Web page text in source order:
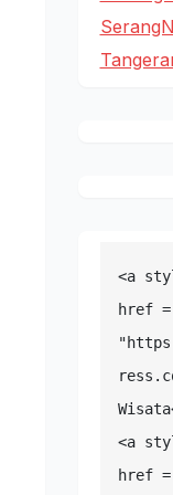
<a
href =
<a
href =